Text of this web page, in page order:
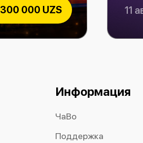
300 000 UZS 11
Информация
ЧаВо
Поддержка